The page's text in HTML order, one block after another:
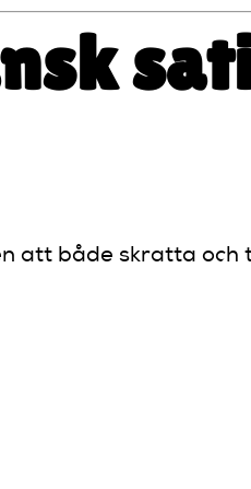
att både skratta och